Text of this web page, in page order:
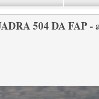
504 DA FAP -